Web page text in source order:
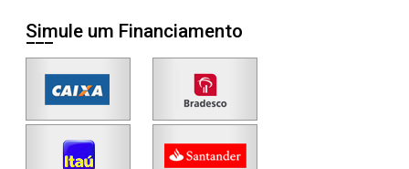
Simule um Financiamento